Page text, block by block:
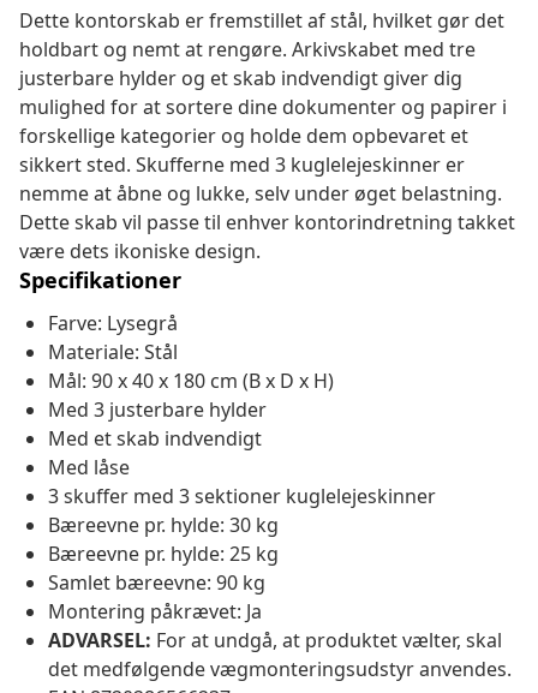
Dette kontorskab er fremstillet af stål, hvilket gør det
holdbart og nemt at rengøre. Arkivskabet med tre
justerbare hylder og et skab indvendigt giver dig
mulighed for at sortere dine dokumenter og papirer i
forskellige kategorier og holde dem opbevaret et
sikkert sted. Skufferne med 3 kuglelejeskinner er
nemme at åbne og lukke, selv under øget belastning.
Dette skab vil passe til enhver kontorindretning takket
være dets ikoniske design.
Specifikationer
Farve: Lysegrå
Materiale: Stål
Mål: 90 x 40 x 180 cm (B x D x H)
Med 3 justerbare hylder
Med et skab indvendigt
Med låse
3 skuffer med 3 sektioner kuglelejeskinner
Bæreevne pr. hylde: 30 kg
Bæreevne pr. hylde: 25 kg
Samlet bæreevne: 90 kg
Montering påkrævet: Ja
ADVARSEL: For at undgå, at produktet vælter, skal
det medfølgende vægmonteringsudstyr anvendes.